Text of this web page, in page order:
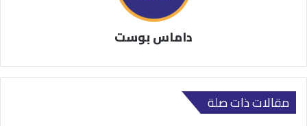
داماس بوست
مقالات ذات صلة